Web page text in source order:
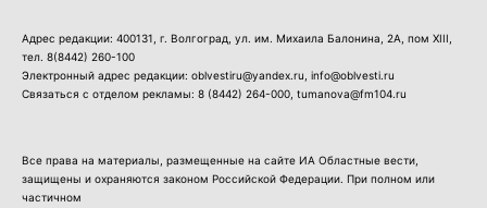
Адрес редакции: 400131, г. Волгоград, ул. им. Михаила Балонина, 2А, пом XIII,
тел. 8(8442) 260-100
Электронный адрес редакции: oblvestiru@yandex.ru, info@oblvesti.ru
Связаться с отделом рекламы: 8 (8442) 264-000 , tumanova@fm104.ru
Все права на материалы, размещенные на сайте ИА Областные вести,
защищены и охраняются законом Российской Федерации. При полном или
частичном